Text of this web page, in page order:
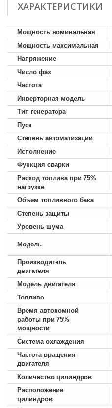
ХАРАКТЕРИСТИКИ
Мощность номинальная
Мощность максимальная
Напряжение
Число фаз
Частота
Инверторная модель
Тип генератора
Пуск
Степень автоматизации
Исполнение
Функция сварки
Расход топлива при 75%
нагрузке
Объем топливного бака
Степень защиты
Уровень шума
Модель
Производитель
двигателя
Модель двигателя
Топливо
Время автономной
работы при 75%
мощности
Система охлаждения
Частота вращения
двигателя
Количество цилиндров
Расположение
цилиндров